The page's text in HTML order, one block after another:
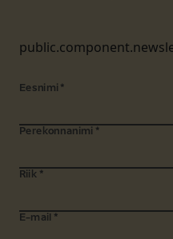
Eesnimi *
Perekonnanimi *
Riik *
E-mail *